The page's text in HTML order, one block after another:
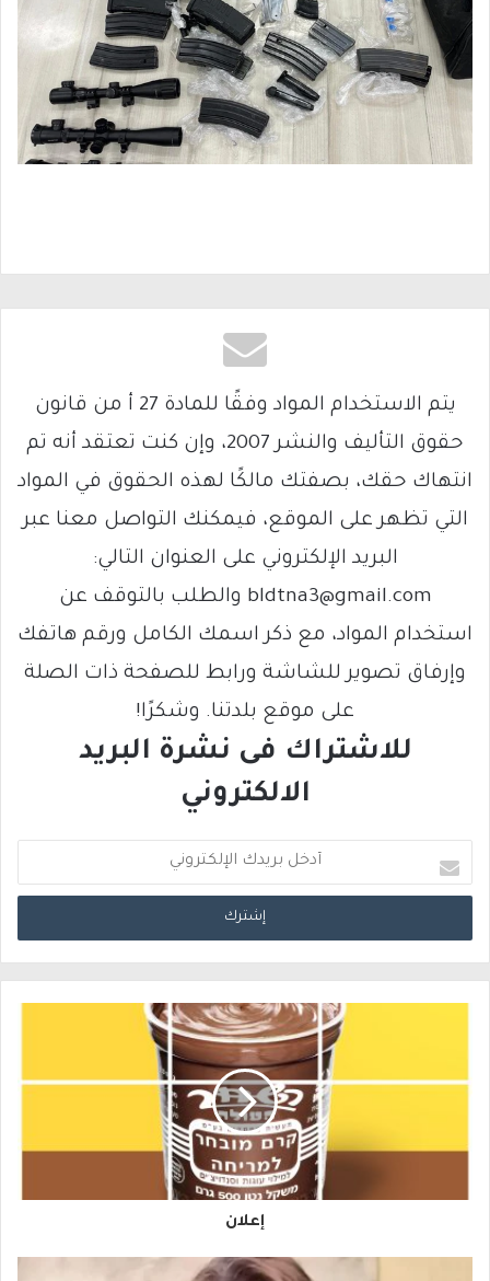
يتم الاستخدام المواد وفقًا للمادة 27 أ من قانون
حقوق التأليف والنشر 2007، وإن كنت تعتقد أنه تم
انتهاك حقك، بصفتك مالكًا لهذه الحقوق في المواد
التي تظهر على الموقع، فيمكنك التواصل معنا عبر
البريد الإلكتروني على العنوان التالي:
bldtna3@gmail.com والطلب بالتوقف عن
استخدام المواد، مع ذكر اسمك الكامل ورقم هاتفك
وإرفاق تصوير للشاشة ورابط للصفحة ذات الصلة
على موقع بلدتنا. وشكرًا!
للاشتراك فى نشرة البريد
الالكتروني
د
خ
ي
ا
إعلان